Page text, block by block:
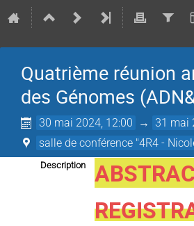
Quatrième réunion
des Génomes
30 mai 2024, 12:00 → 31 mai
salle de conférence "4R4 -
Description